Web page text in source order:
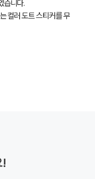
습니다.
컬러 도트 스티커를 무
!